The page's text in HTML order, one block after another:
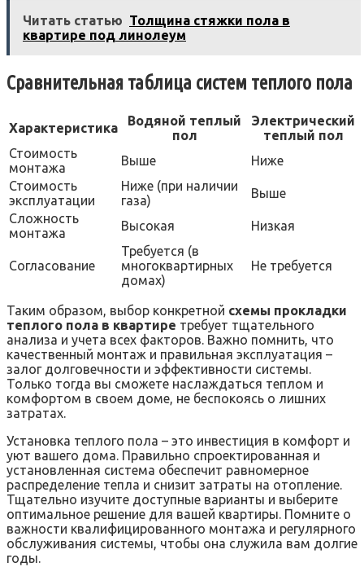
Читать статью Толщина стяжки пола в
квартире под линолеум
Сравнительная таблица систем теплого пола
Характеристика
Водяной теплый
пол
Электрический
теплый пол
Стоимость
монтажа
Выше
Ниже
Стоимость
эксплуатации
Ниже (при наличии
газа)
Выше
Сложность
монтажа
Высокая Низкая
Согласование
Требуется (в
многоквартирных
домах)
Не требуется
Таким образом, выбор конкретной схемы прокладки
теплого пола в квартире требует тщательного
анализа и учета всех факторов. Важно помнить, что
качественный монтаж и правильная эксплуатация –
залог долговечности и эффективности системы.
Только тогда вы сможете наслаждаться теплом и
комфортом в своем доме, не беспокоясь о лишних
затратах.
Установка теплого пола – это инвестиция в комфорт и
уют вашего дома. Правильно спроектированная и
установленная система обеспечит равномерное
распределение тепла и снизит затраты на отопление.
Тщательно изучите доступные варианты и выберите
оптимальное решение для вашей квартиры. Помните о
важности квалифицированного монтажа и регулярного
обслуживания системы, чтобы она служила вам долгие
годы.